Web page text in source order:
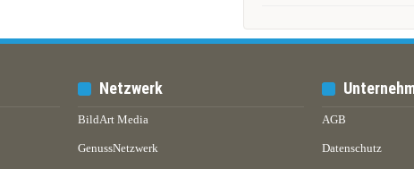
Netzwerk
BildArt Media
GenussNetzwerk
AGB
Datenschutz